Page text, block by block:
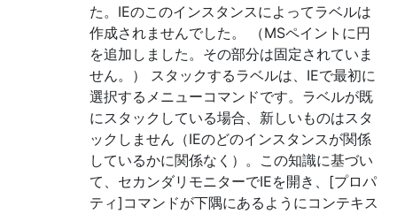
た。IEのこのインスタンスによってラベルは
作成されませんでした。 （MSペイントに円
を追加しました。その部分は固定されていま
せん。） スタックするラベルは、IEで最初に
選択するメニューコマンドです。ラベルが既
にスタックしている場合、新しいものはスタ
ックしません（IEのどのインスタンスが関係
しているかに関係なく）。この知識に基づい
て、セカンダリモニターでIEを開き、[プロパ
ティ]コマンドが下隅にあるようにコンテキス